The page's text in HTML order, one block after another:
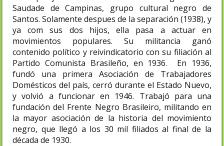
Saudade de Campinas, grupo cultural negro de
Santos. Solamente despues de la separación (1938), y
ya com sus dos hijos, ella pasa a actuar en
movimientos populares. Su militancia ganó
contenido político y reivindicatorio con su filiación al
Partido Comunista Brasileño, en 1936. En 1936,
fundó una primera Asociación de Trabajadores
Domésticos del país, cerró durante el Estado Nuevo,
y volvió a funcionar en 1946. Trabajó para una
fundación del Frente Negro Brasileiro, militando en
la mayor asociación de la historia del movimiento
negro, que llegó a los 30 mil filiados al final de la
década de 1930.